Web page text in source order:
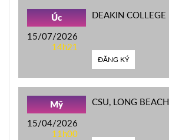
Úc
15/07/2026
14h21
DEAKIN COLLEGE
ĐĂNG KÝ
Mỹ
15/04/2026
11h00
CSU, LONG BEACH